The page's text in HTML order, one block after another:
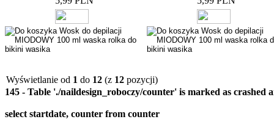
Wyświetlanie od 1 do 12 (z 12 pozycji)
145 - Table './naildesign_roboczy/counter' is marked as crashed
select startdate, counter from counter